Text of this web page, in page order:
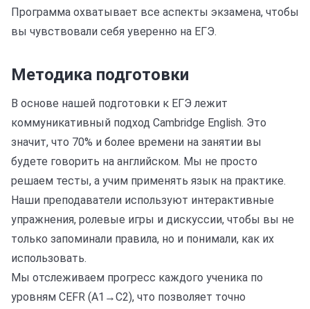
Программа охватывает все аспекты экзамена, чтобы
вы чувствовали себя уверенно на ЕГЭ.
Методика подготовки
В основе нашей подготовки к ЕГЭ лежит
коммуникативный подход Cambridge English. Это
значит, что 70% и более времени на занятии вы
будете говорить на английском. Мы не просто
решаем тесты, а учим применять язык на практике.
Наши преподаватели используют интерактивные
упражнения, ролевые игры и дискуссии, чтобы вы не
только запоминали правила, но и понимали, как их
использовать.
Мы отслеживаем прогресс каждого ученика по
уровням CEFR (A1→C2), что позволяет точно